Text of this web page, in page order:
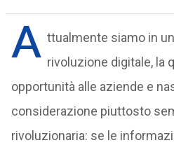
A ttualmente siamo in
rivoluzione digitale, la
opportunità alle aziende e
considerazione piuttosto
rivoluzionaria: se le